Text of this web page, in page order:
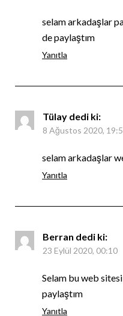
selam arkadaşlar
de paylaştım
Yanıtla
Tülay dedi ki:
8 Ağustos 2020,
selam arkadaşlar
Yanıtla
Berran dedi ki:
23 Eylül 2020, 00:10
Selam bu web
paylaştım
Yanıtla